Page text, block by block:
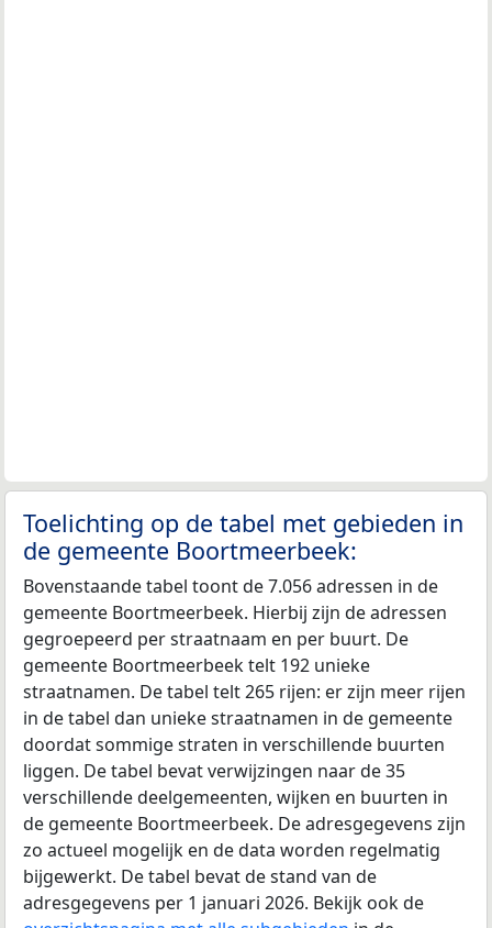
Toelichting op de tabel met gebieden in
de gemeente Boortmeerbeek:
Bovenstaande tabel toont de 7.056 adressen in de
gemeente Boortmeerbeek. Hierbij zijn de adressen
gegroepeerd per straatnaam en per buurt. De
gemeente Boortmeerbeek telt 192 unieke
straatnamen. De tabel telt 265 rijen: er zijn meer rijen
in de tabel dan unieke straatnamen in de gemeente
doordat sommige straten in verschillende buurten
liggen. De tabel bevat verwijzingen naar de 35
verschillende deelgemeenten, wijken en buurten in
de gemeente Boortmeerbeek. De adresgegevens zijn
zo actueel mogelijk en de data worden regelmatig
bijgewerkt. De tabel bevat de stand van de
adresgegevens per 1 januari 2026. Bekijk ook de